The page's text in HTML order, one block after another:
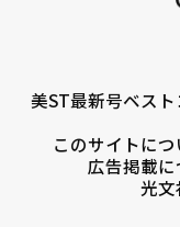
美ST最新号ベス
このサイトにつ
広告掲載に
光文